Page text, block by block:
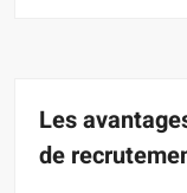
Les
de